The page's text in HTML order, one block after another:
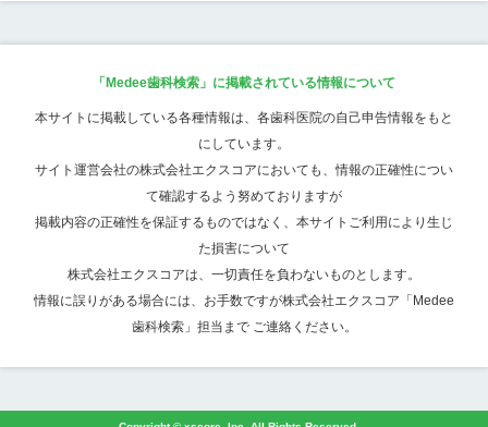
「Medee歯科検索」に掲載されている情報について
本サイトに掲載している各種情報は、各歯科医院の自己申告情報をもと
にしています。
サイト運営会社の株式会社エクスコアにおいても、情報の正確性につい
て確認するよう努めておりますが
掲載内容の正確性を保証するものではなく、本サイトご利用により生じ
た損害について
株式会社エクスコアは、一切責任を負わないものとします。
情報に誤りがある場合には、お手数ですが株式会社エクスコア「Medee
歯科検索」担当まで ご連絡ください。